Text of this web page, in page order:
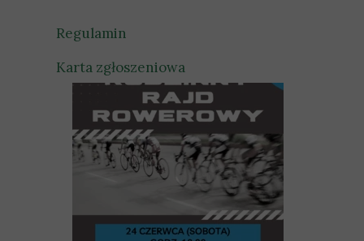
Regulamin
Karta zgłoszeniowa